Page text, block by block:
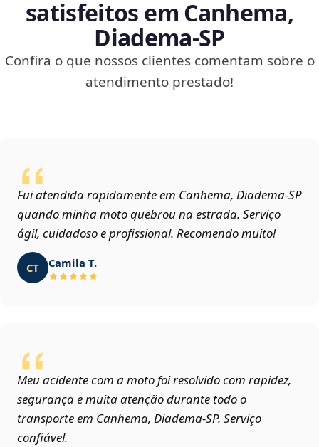
satisfeitos em Canhema,
Diadema‑SP
Confira o que nossos clientes comentam sobre o
atendimento prestado!
Fui atendida rapidamente em Canhema, Diadema‑SP
quando minha moto quebrou na estrada. Serviço
ágil, cuidadoso e profissional. Recomendo muito!
CT Camila T.
Meu acidente com a moto foi resolvido com rapidez,
segurança e muita atenção durante todo o
transporte em Canhema, Diadema‑SP. Serviço
confiável.